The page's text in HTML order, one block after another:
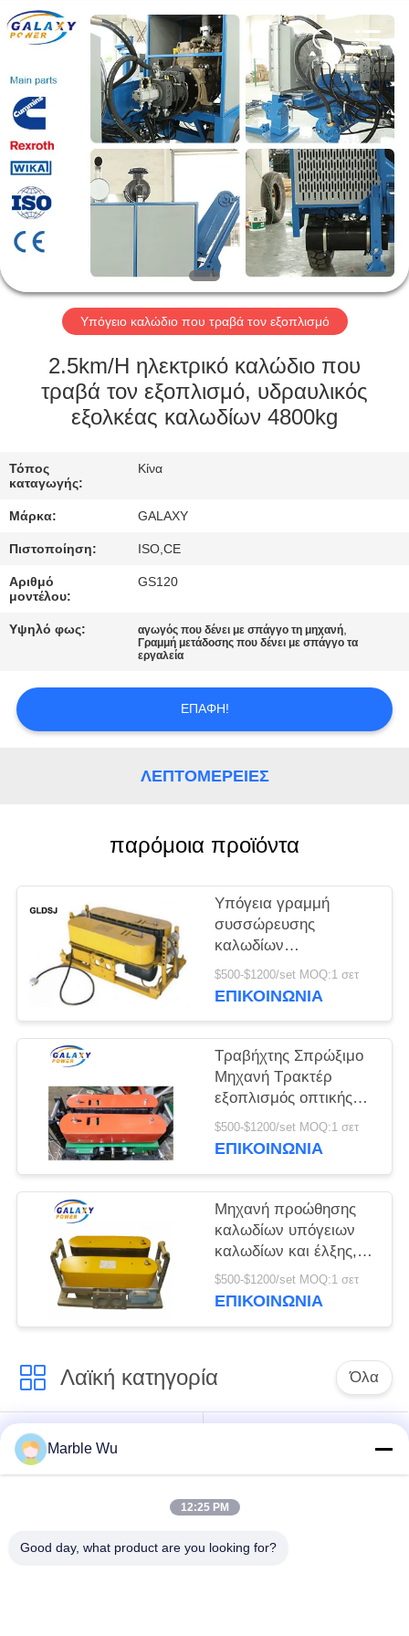
ΣΠΊΤΙ
ΠΡΟΪΌΝΤΑ
ΣΧΕΤΙΚΆ
ΜΕ
ΕΜΆΣ
ΕΠΙΣΚΈΨΕΙΣ
ΣΤΟ
ΕΡΓΟΣΤΆΣΙΟ
ΠΟΙΌΤΗΤΑΣ
ΜΑΣ
ΥΠΟΘΈΣΕΙΣ
power
industry
limited.
Υπόγειο καλώδιο που τραβά τον εξοπλισμό
2.5km/H ηλεκτρικό καλώδιο που
τραβά τον εξοπλισμό, υδραυλικός
εξολκέας καλωδίων 4800kg
Τόπος
καταγωγής:
Κίνα
Μάρκα: GALAXY
Πιστοποίηση: ISO,CE
Αριθμό
μοντέλου:
GS120
Υψηλό φως: αγωγός που δένει με σπάγγο τη μηχανή,
Γραμμή μετάδοσης που δένει με σπάγγο τα
εργαλεία
ΕΠΑΦΉ!
ΛΕΠΤΟΜΈΡΕΙΕΣ
παρόμοια προϊόντα
Υπόγεια γραμμή
συσσώρευσης
καλωδίων
Τραβήχνοντας μηχανή
σπρώξεως Ευφυής
καλωδίων Μηχανή
διάθεσης οπτικών ινών
$500-$1200/set MOQ:1 σετ
ΕΠΙΚΟΙΝΩΝΊΑ
Τραβήχτης Σπρώξιμο
Μηχανή Τρακτέρ
εξοπλισμός οπτικής
ινών οπτική 5T
καλώδιο μεταφοράς
$500-$1200/set MOQ:1 σετ
ΕΠΙΚΟΙΝΩΝΊΑ
Μηχανή προώθησης
καλωδίων υπόγειων
καλωδίων και έλξης,
μεταφορέας καλωδίων
με ηλεκτρικό κινητήρα
$500-$1200/set MOQ:1 σετ
ΕΠΙΚΟΙΝΩΝΊΑ
Λαϊκή κατηγορία Όλα
εξοπλισμός
γραμμών μετάδοσης
με σπάγγο τον
μετάδοσης
Marble Wu
12:25 PM
Good day, what product are you looking for?